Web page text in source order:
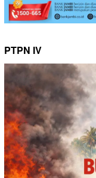
PTPN IV